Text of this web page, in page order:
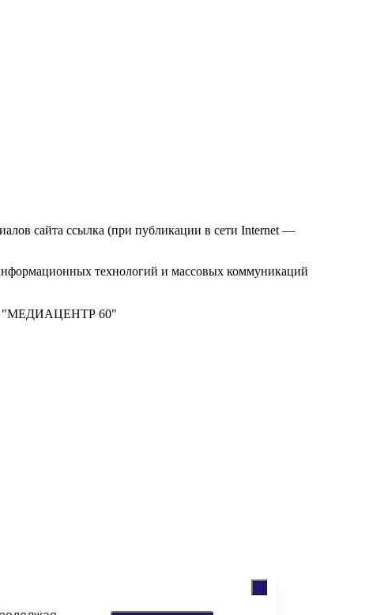
сайта ссылка (при публикации в сети Internet —
технологий и массовых коммуникаций
"МЕДИАЦЕНТР 60"